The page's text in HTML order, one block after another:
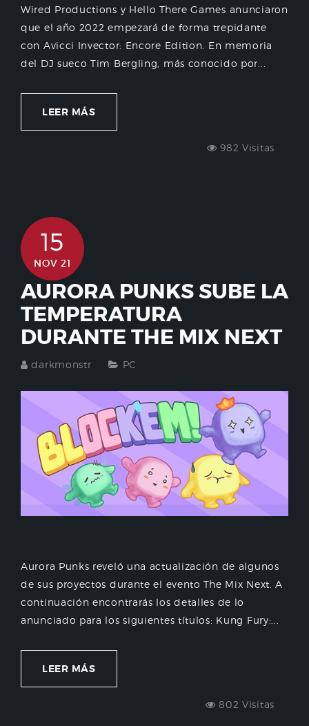
Wired Productions y Hello There Games anunciaron
que el año 2022 empezará de forma trepidante
con Avicci Invector: Encore Edition. En memoria
del DJ sueco Tim Bergling, más conocido por...
LEER MÁS
982 Visitas
15
NOV 21
AURORA PUNKS SUBE LA
TEMPERATURA
DURANTE THE MIX NEXT
darkmonstr PC
Aurora Punks reveló una actualización de algunos
de sus proyectos durante el evento The Mix Next. A
continuación encontrarás los detalles de lo
anunciado para los siguientes títulos: Kung Fury:...
LEER MÁS
802 Visitas